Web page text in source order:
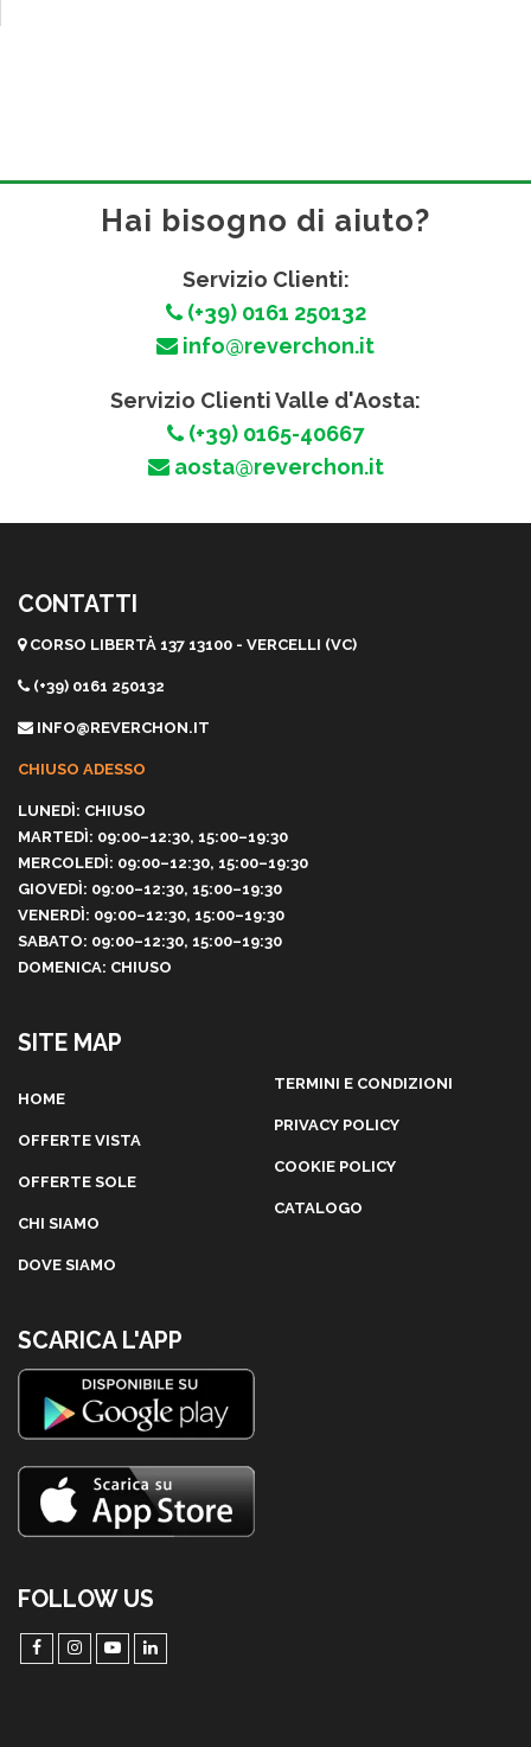
Hai bisogno di aiuto?
Servizio Clienti:
(+39) 0161 250132
info@reverchon.it
Servizio Clienti Valle d'Aosta:
(+39) 0165-40667
aosta@reverchon.it
CONTATTI
CORSO LIBERTÀ 137 13100 - VERCELLI (VC)
(+39) 0161 250132
INFO@REVERCHON.IT
CHIUSO ADESSO
LUNEDÌ: CHIUSO
MARTEDÌ: 09:00–12:30, 15:00–19:30
MERCOLEDÌ: 09:00–12:30, 15:00–19:30
GIOVEDÌ: 09:00–12:30, 15:00–19:30
VENERDÌ: 09:00–12:30, 15:00–19:30
SABATO: 09:00–12:30, 15:00–19:30
DOMENICA: CHIUSO
SITE MAP
HOME
OFFERTE VISTA
OFFERTE SOLE
CHI SIAMO
DOVE SIAMO
TERMINI E CONDIZIONI
PRIVACY POLICY
COOKIE POLICY
CATALOGO
SCARICA L'APP
FOLLOW US